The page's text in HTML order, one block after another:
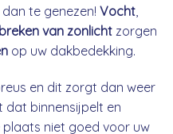
te genezen! Vocht
van zonlicht zorgen
op uw dakbedekking.
en dit zorgt dan weer
dat binnensijpelt en
plaats niet goed voor uw